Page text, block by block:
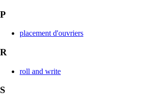
P
placement d'ouvriers
R
roll and write
S